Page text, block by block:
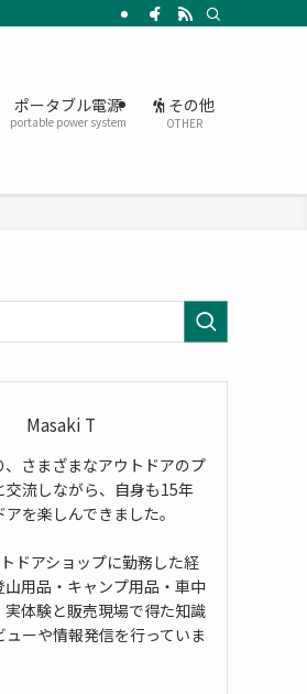
ポータブル電源
portable power system
その他
OTHER
Masaki T
、さまざまなアウトドアのプ
交流しながら、自身も15年
を楽しんできました。
ドアショップに勤務した経
山用品・キャンプ用品・車中
実体験と販売現場で得た知識
ューや情報発信を行っていま